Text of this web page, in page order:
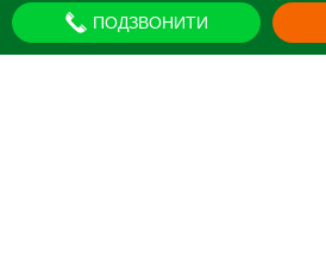
ПОДЗВОНИТИ